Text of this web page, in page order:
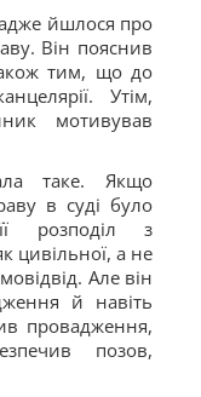
йшлося про
Він пояснив
тим, що до
Утім,
мотивував
таке. Якщо
в суді було
розподіл з
цивільної, а не
Але він
й навіть
провадження,
позов,